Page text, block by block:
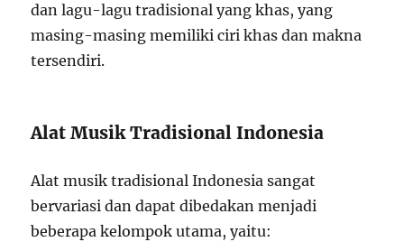
dan lagu-lagu tradisional yang khas, yang
masing-masing memiliki ciri khas dan makna
tersendiri.
Alat Musik Tradisional Indonesia
Alat musik tradisional Indonesia sangat
bervariasi dan dapat dibedakan menjadi
beberapa kelompok utama, yaitu: